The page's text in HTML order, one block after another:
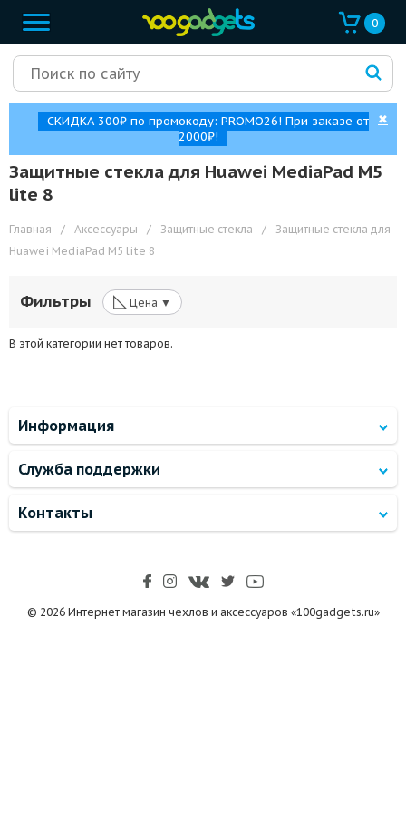
0
СКИДКА 300₽ по промокоду: PROMO26! При заказе от
2000₽!
✖
Защитные стекла для Huawei MediaPad M5
lite 8
Главная / Аксессуары / Защитные стекла /
Защитные стекла для
Huawei MediaPad M5 lite 8
Фильтры ◺ Цена ▼
В этой категории нет товаров.
Информация
Служба поддержки
Контакты
© 2026 Интернет магазин чехлов и аксессуаров «100gadgets.ru»